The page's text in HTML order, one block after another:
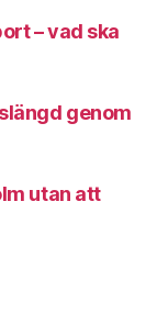
– vad ska
genom
utan att